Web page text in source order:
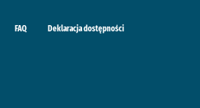
FAQ Deklaracja dostępności